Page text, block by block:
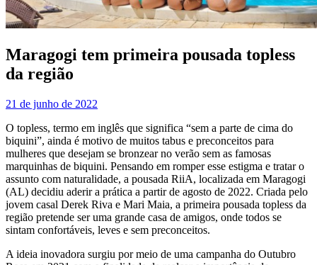
Maragogi tem primeira pousada topless
da região
21 de junho de 2022
O topless, termo em inglês que significa “sem a parte de cima do
biquini”, ainda é motivo de muitos tabus e preconceitos para
mulheres que desejam se bronzear no verão sem as famosas
marquinhas de biquini. Pensando em romper esse estigma e tratar o
assunto com naturalidade, a pousada RiiA, localizada em Maragogi
(AL) decidiu aderir a prática a partir de agosto de 2022. Criada pelo
jovem casal Derek Riva e Mari Maia, a primeira pousada topless da
região pretende ser uma grande casa de amigos, onde todos se
sintam confortáveis, leves e sem preconceitos.
A ideia inovadora surgiu por meio de uma campanha do Outubro